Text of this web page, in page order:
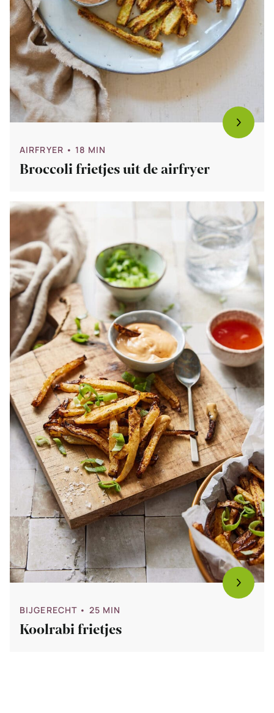
AIRFRYER • 18 MIN
Broccoli frietjes uit de airfryer
Bekijk
Koolrabi
frietjes
BIJGERECHT • 25 MIN
Koolrabi frietjes